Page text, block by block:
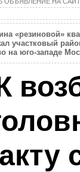
«резиновой»
участковый
на юго-западе